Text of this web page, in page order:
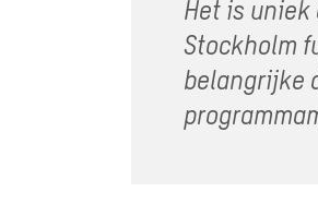
Het is
Stockholm
belangrijke